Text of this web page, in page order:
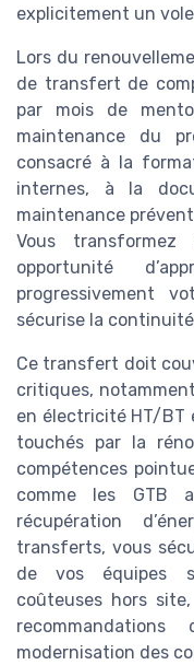
explicitement un
Lors du
de transfert de
par mois de
maintenance du
consacré à la
internes, à la
maintenance
Vous
opportunité
progressivement
sécurise la
Ce transfert doit
critiques,
en électricité HT/BT
touchés par la
compétences
comme les GTB
récupération
transferts, vous
de vos équipes
coûteuses hors
modernisation des